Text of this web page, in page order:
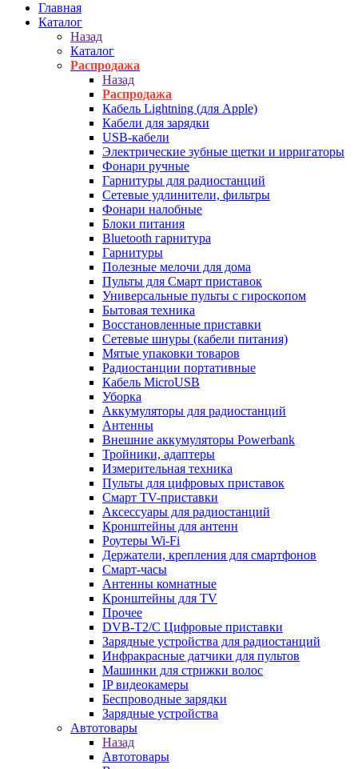
Главная
Каталог
Назад
Каталог
Распродажа
Назад
Распродажа
Кабель Lightning (для Apple)
Кабели для зарядки
USB-кабели
Электрические зубные щетки и ирригаторы
Фонари ручные
Гарнитуры для радиостанций
Сетевые удлинители, фильтры
Фонари налобные
Блоки питания
Bluetooth гарнитура
Гарнитуры
Полезные мелочи для дома
Пульты для Смарт приставок
Универсальные пульты с гироскопом
Бытовая техника
Восстановленные приставки
Сетевые шнуры (кабели питания)
Мятые упаковки товаров
Радиостанции портативные
Кабель MicroUSB
Уборка
Аккумуляторы для радиостанций
Антенны
Внешние аккумуляторы Powerbank
Тройники, адаптеры
Измерительная техника
Пульты для цифровых приставок
Смарт ТV-приставки
Аксессуары для радиостанций
Кронштейны для антенн
Роутеры Wi-Fi
Держатели, крепления для смартфонов
Смарт-часы
Антенны комнатные
Кронштейны для TV
Прочее
DVB-T2/C Цифровые приставки
Зарядные устройства для радиостанций
Инфракрасные датчики для пультов
Машинки для стрижки волос
IP видеокамеры
Беспроводные зарядки
Зарядные устройства
Автотовары
Назад
Автотовары